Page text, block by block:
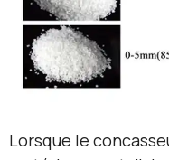
Lorsque le